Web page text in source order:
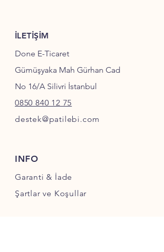
İLETİŞİM
Done E-Ticaret
Gümüşyaka Mah Gürhan Cad
No 16/A Silivri İstanbul
0850 840 12 75
destek@patilebi.com
INFO
Garanti & İade
Şartlar ve Koşullar